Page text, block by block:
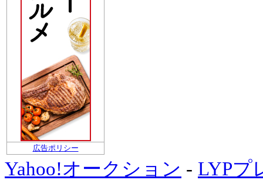
広告ポリシー
Yahoo!オークション - LYPプ